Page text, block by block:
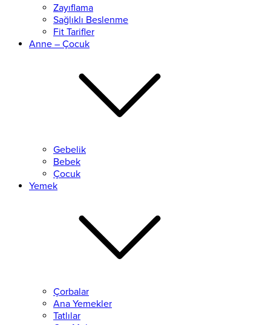
Zayıflama
Sağlıklı Beslenme
Fit Tarifler
Anne – Çocuk
Gebelik
Bebek
Çocuk
Yemek
Çorbalar
Ana Yemekler
Tatlılar